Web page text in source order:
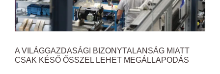
A VILÁGGAZDASÁGI BIZONYTALANSÁG MIATT
CSAK KÉSŐ ŐSSZEL LEHET MEGÁLLAPODÁS